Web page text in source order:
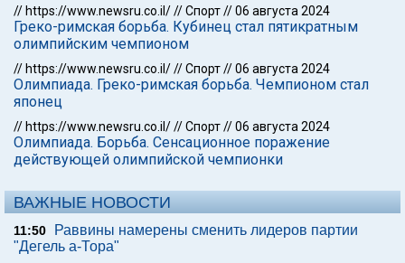
// https://www.newsru.co.il///Спорт//06 августа 2024
Греко-римская борьба. Кубинец стал пятикратным
олимпийским чемпионом
// https://www.newsru.co.il///Спорт//06 августа 2024
Олимпиада. Греко-римская борьба. Чемпионом стал
японец
// https://www.newsru.co.il///Спорт//06 августа 2024
Олимпиада. Борьба. Сенсационное поражение
действующей олимпийской чемпионки
ВАЖНЫЕ НОВОСТИ
11:50
Раввины намерены сменить лидеров партии
"Дегель а-Тора"